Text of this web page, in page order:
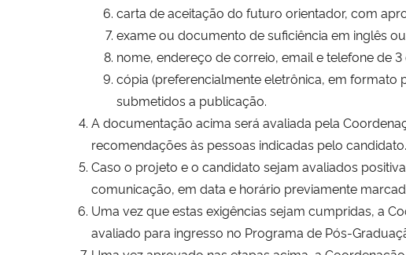
carta de aceitação do futuro orientador, com
exame ou documento de suficiência em inglês
nome, endereço de correio, email e telefone de
cópia (preferencialmente eletrônica, em
submetidos a publicação.
A documentação acima será avaliada pela
recomendações às pessoas indicadas pelo candidato.
Caso o projeto e o candidato sejam avaliados
comunicação, em data e horário previamente
Uma vez que estas exigências sejam cumpridas, a
avaliado para ingresso no Programa de Pós-